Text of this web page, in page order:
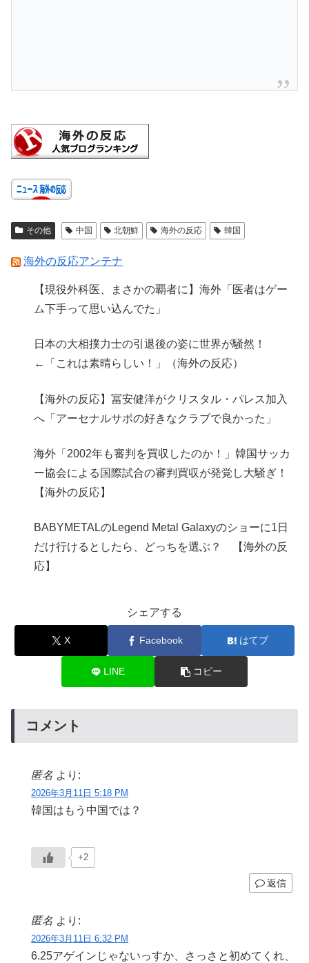
その他 中国 北朝鮮 海外の反応 韓国
海外の反応アンテナ
【現役外科医、まさかの覇者に】海外「医者はゲー
ム下手って思い込んでた」
日本の大相撲力士の引退後の姿に世界が騒然！
←「これは素晴らしい！」（海外の反応）
【海外の反応】冨安健洋がクリスタル・パレス加入
へ「アーセナルサポの好きなクラブで良かった」
海外「2002年も審判を買収したのか！」韓国サッカ
ー協会による国際試合の審判買収が発覚し大騒ぎ！
【海外の反応】
BABYMETALのLegend Metal Galaxyのショーに1日
だけ行けるとしたら、どっちを選ぶ？ 【海外の反
応】
シェアする
X Facebook はてブ
LINE コピー
コメント
匿名 より:
2026年3月11日 5:18 PM
韓国はもう中国では？
+2
返信
匿名 より:
2026年3月11日 6:32 PM
6.25アゲインじゃないっすか、さっさと初めてくれ、